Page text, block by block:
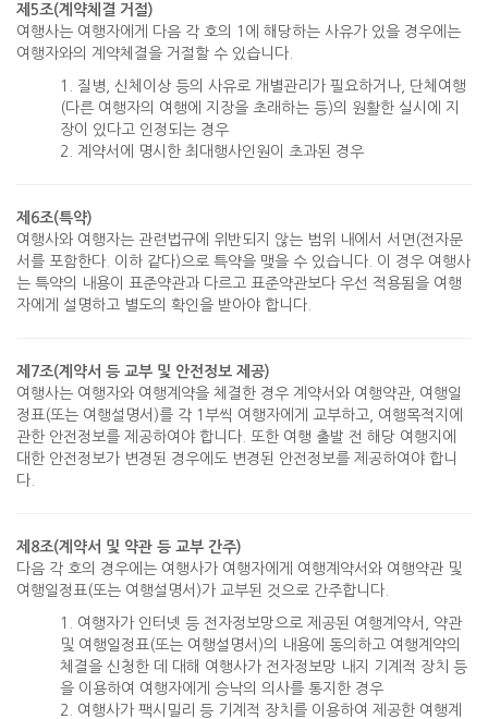
제5조(계약체결 거절)
여행사는 여행자에게 다음 각 호의 1에 해당하는 사유가 있을 경우에는
여행자와의 계약체결을 거절할 수 있습니다.
1. 질병, 신체이상 등의 사유로 개별관리가 필요하거나, 단체여행
(다른 여행자의 여행에 지장을 초래하는 등)의 원활한 실시에 지
장이 있다고 인정되는 경우
2. 계약서에 명시한 최대행사인원이 초과된 경우
제6조(특약)
여행사와 여행자는 관련법규에 위반되지 않는 범위 내에서 서면(전자문
서를 포함한다. 이하 같다)으로 특약을 맺을 수 있습니다. 이 경우 여행사
는 특약의 내용이 표준약관과 다르고 표준약관보다 우선 적용됨을 여행
자에게 설명하고 별도의 확인을 받아야 합니다.
제7조(계약서 등 교부 및 안전정보 제공)
여행사는 여행자와 여행계약을 체결한 경우 계약서와 여행약관, 여행일
정표(또는 여행설명서)를 각 1부씩 여행자에게 교부하고, 여행목적지에
관한 안전정보를 제공하여야 합니다. 또한 여행 출발 전 해당 여행지에
대한 안전정보가 변경된 경우에도 변경된 안전정보를 제공하여야 합니
다.
제8조(계약서 및 약관 등 교부 간주)
다음 각 호의 경우에는 여행사가 여행자에게 여행계약서와 여행약관 및
여행일정표(또는 여행설명서)가 교부된 것으로 간주합니다.
1. 여행자가 인터넷 등 전자정보망으로 제공된 여행계약서, 약관
및 여행일정표(또는 여행설명서)의 내용에 동의하고 여행계약의
체결을 신청한 데 대해 여행사가 전자정보망 내지 기계적 장치 등
을 이용하여 여행자에게 승낙의 의사를 통지한 경우
2. 여행사가 팩시밀리 등 기계적 장치를 이용하여 제공한 여행계